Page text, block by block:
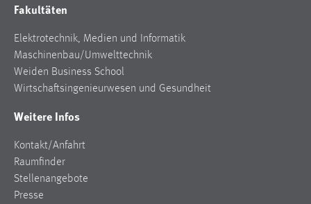
Fakultäten
Elektrotechnik, Medien und Informatik
Maschinenbau/Umwelttechnik
Weiden Business School
Wirtschaftsingenieurwesen und Gesundheit
Weitere Infos
Kontakt/Anfahrt
Raumfinder
Stellenangebote
Presse
Wird benötigt um die Chatfunktion nutzen zu können.
Cookie Laufzeit:
MibewSessionID, mibew-chat-frame-style-
5e9dbeb1811c0446 = Sitzungslaufzeit, mibew_locale = 3
Login
Name: